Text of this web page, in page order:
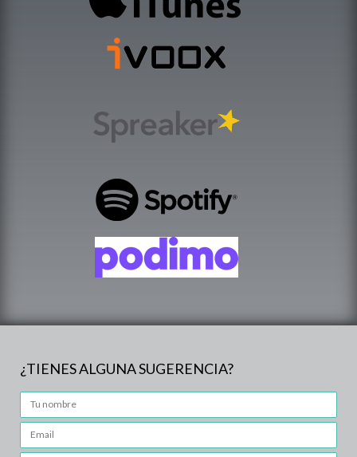
¿TIENES ALGUNA SUGERENCIA?